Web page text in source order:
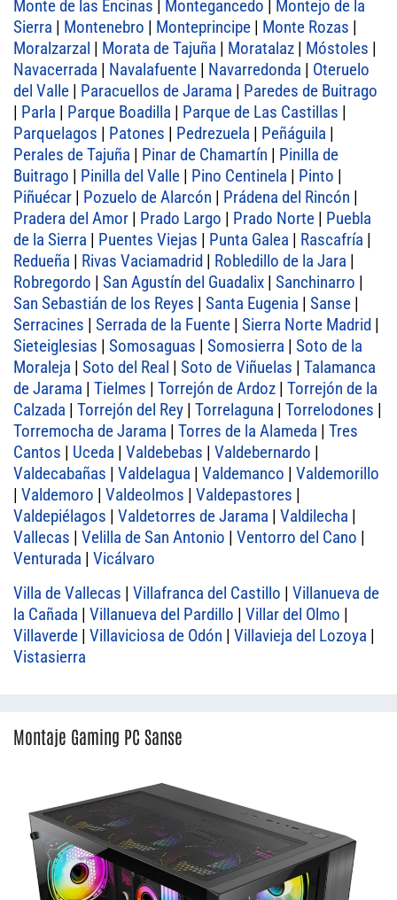
Monte de las Encinas | Montegancedo | Montejo de la
Sierra | Montenebro | Monteprincipe | Monte Rozas |
Moralzarzal | Morata de Tajuña | Moratalaz | Móstoles |
Navacerrada | Navalafuente | Navarredonda | Oteruelo
del Valle | Paracuellos de Jarama | Paredes de Buitrago
| Parla | Parque Boadilla | Parque de Las Castillas |
Parquelagos | Patones | Pedrezuela | Peñáguila |
Perales de Tajuña | Pinar de Chamartín | Pinilla de
Buitrago | Pinilla del Valle | Pino Centinela | Pinto |
Piñuécar | Pozuelo de Alarcón | Prádena del Rincón |
Pradera del Amor | Prado Largo | Prado Norte | Puebla
de la Sierra | Puentes Viejas | Punta Galea | Rascafría |
Redueña | Rivas Vaciamadrid | Robledillo de la Jara |
Robregordo | San Agustín del Guadalix | Sanchinarro |
San Sebastián de los Reyes | Santa Eugenia | Sanse |
Serracines | Serrada de la Fuente | Sierra Norte Madrid |
Sieteiglesias | Somosaguas | Somosierra | Soto de la
Moraleja | Soto del Real | Soto de Viñuelas | Talamanca
de Jarama | Tielmes | Torrejón de Ardoz | Torrejón de la
Calzada | Torrejón del Rey | Torrelaguna | Torrelodones |
Torremocha de Jarama | Torres de la Alameda | Tres
Cantos | Uceda | Valdebebas | Valdebernardo |
Valdecabañas | Valdelagua | Valdemanco | Valdemorillo
| Valdemoro | Valdeolmos | Valdepastores |
Valdepiélagos | Valdetorres de Jarama | Valdilecha |
Vallecas | Velilla de San Antonio | Ventorro del Cano |
Venturada | Vicálvaro
Villa de Vallecas | Villafranca del Castillo | Villanueva de
la Cañada | Villanueva del Pardillo | Villar del Olmo |
Villaverde | Villaviciosa de Odón | Villavieja del Lozoya |
Vistasierra
Montaje Gaming PC Sanse